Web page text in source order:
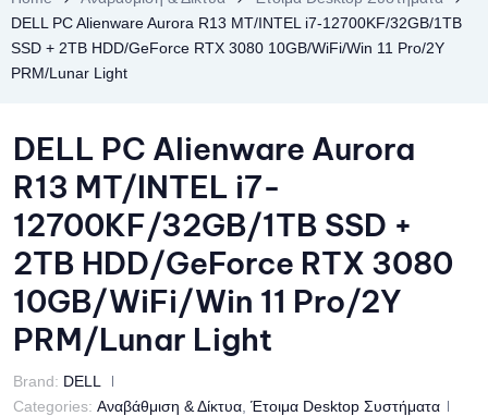
DELL PC Alienware Aurora R13 MT/INTEL i7-12700KF/32GB/1TB
SSD + 2TB HDD/GeForce RTX 3080 10GB/WiFi/Win 11 Pro/2Y
PRM/Lunar Light
DELL PC Alienware Aurora
R13 MT/INTEL i7-
12700KF/32GB/1TB SSD +
2TB HDD/GeForce RTX 3080
10GB/WiFi/Win 11 Pro/2Y
PRM/Lunar Light
Brand: DELL
Categories: Αναβάθμιση & Δίκτυα Έτοιμα Desktop Συστήματα